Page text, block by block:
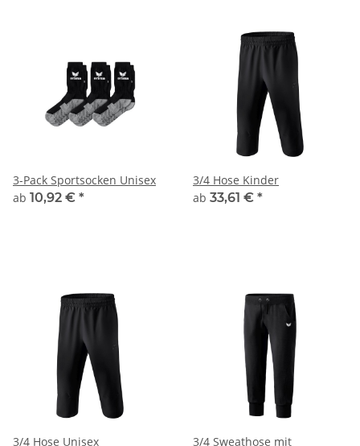
3-Pack Sportsocken Unisex
ab 10,92 € *
3/4 Hose Kinder
ab 33,61 € *
3/4 Hose Unisex
3/4 Sweathose mit